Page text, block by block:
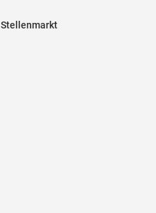
Stellenmarkt